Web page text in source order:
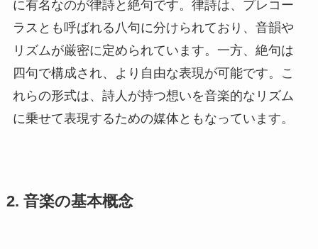
に有名なのが律詩と絶句です。律詩は、プレコー
ラスとも呼ばれる八句に分けられており、音韻や
リズムが厳密に定められています。一方、絶句は
四句で構成され、より自由な表現が可能です。こ
れらの形式は、詩人が持つ想いを音楽的なリズム
に乗せて表現するための媒体ともなっています。
2. 音楽の基本概念